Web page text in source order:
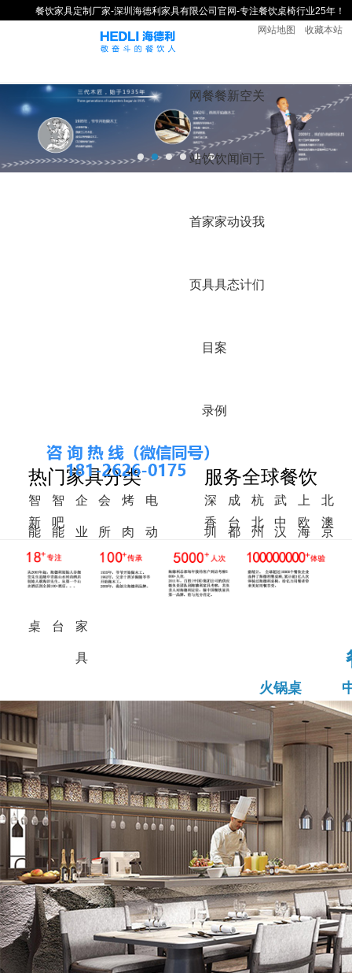
餐饮家具定制厂家-深圳海德利家具有限公司官网-专注餐饮桌椅行业25年！
收藏本站
网站地图
网
站
首
页
餐
饮
家
具
目
录
餐
饮
家
具
案
例
新
闻
动
态
空
间
设
计
关
于
我
们
热门家具分类
智
能
火
桌
智
能
调
台
企
业
家
具
会
所
家
烤
肉
桌
电
动
新
中
式
吧
椅
服务全球餐饮
深
圳
成
都
杭
州
武
汉
上
海
北
京
香
港
台 北
美
中
东
欧
洲
澳
洲
火锅桌